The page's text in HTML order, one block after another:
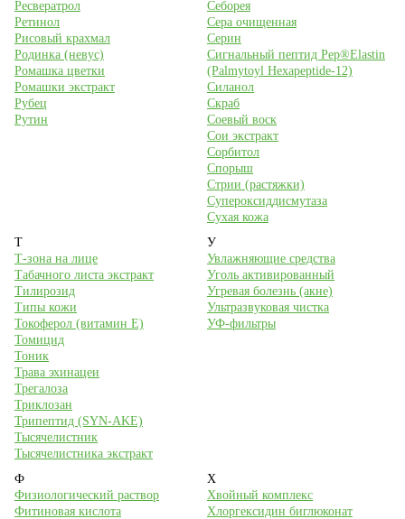
Ресвератрол
Ретинол
Рисовый крахмал
Родинка (невус)
Ромашка цветки
Ромашки экстракт
Рубец
Рутин
Себорея
Сера очищенная
Серин
Сигнальный пептид Pep®Elastin
(Palmytoyl Hexapeptide-12)
Силанол
Скраб
Соевый воск
Сои экстракт
Сорбитол
Спорыш
Стрии (растяжки)
Супероксиддисмутаза
Сухая кожа
Т
Т-зона на лице
Табачного листа экстракт
Тилирозид
Типы кожи
Токоферол (витамин Е)
Томицид
Тоник
Трава эхинацеи
Трегалоза
Триклозан
Трипептид (SYN-AKE)
Тысячелистник
Тысячелистника экстракт
У
Увлажняющие средства
Уголь активированный
Угревая болезнь (акне)
Ультразвуковая чистка
УФ-фильтры
Ф
Физиологический раствор
Фитиновая кислота
Х
Хвойный комплекс
Хлоргексидин биглюконат